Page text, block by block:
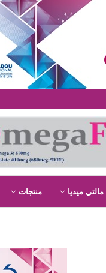
مالتي ميديا منتجات